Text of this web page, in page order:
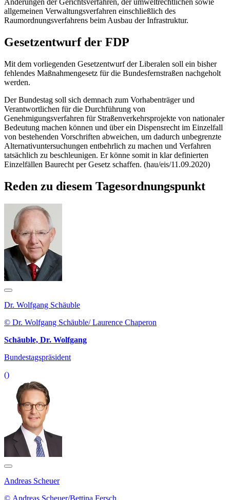
Änderungen der Gerichtsverfahren, der umweltrechtlichen sowie
allgemeinen Verwaltungsverfahren einschließlich des
Raumordnungsverfahrens beim Ausbau der Infrastruktur.
Gesetzentwurf der FDP
Mit dem vorliegenden Gesetzentwurf der Liberalen soll ein bisher
fehlendes Maßnahmengesetz für die Bundesfernstraßen nachgeholt
werden.
Der Bundestag soll sich demnach zum Vorhabenträger und
Verantwortlichen für die Durchführung von
Genehmigungsverfahren für Straßenverkehrsprojekte von nationaler
Bedeutung machen können und über ein Dispensrecht im Einzelfall
von bestehenden Vorschriften abweichen, um dadurch unbegrenzte
Alternativuntersuchungen entbehrlich zu machen und Verfahren
tatsächlich zu beschleunigen. Er könne somit in klar definierten
Einzelfällen Baurecht per Gesetz schaffen. (hau/eis/11.09.2020)
Reden zu diesem Tagesordnungspunkt
Dr. Wolfgang Schäuble
© Dr. Wolfgang Schäuble/ Laurence Chaperon
Schäuble, Dr. Wolfgang
Bundestagspräsident
()
Andreas Scheuer
© Andreas Scheuer/Bettina Fersch